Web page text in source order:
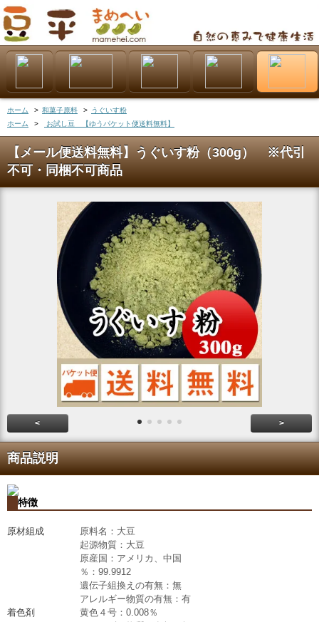
ホーム > 和菓子原料 >
うぐいす粉
ホーム
> お試し豆 【ゆうパケット便送料無料】
【メール便送料無料】うぐいす粉（300g） ※代引
不可・同梱不可商品
< >
商品説明
特徴
原材組成
原料名：大豆
起源物質：大豆
原産国：アメリカ、中国
％：99.9912
遺伝子組換えの有無：無
アレルギー物質の有無：有
着色剤
黄色４号：0.008％